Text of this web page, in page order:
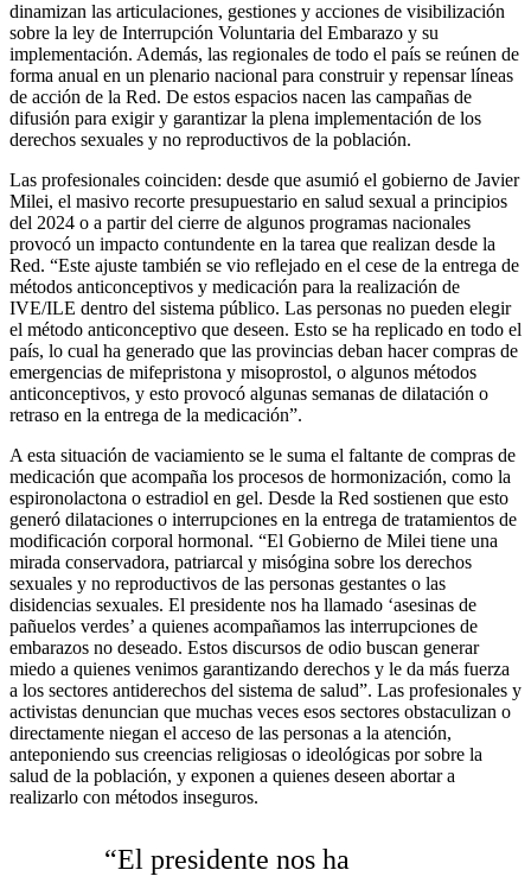
dinamizan las articulaciones, gestiones y acciones de visibilización
sobre la ley de Interrupción Voluntaria del Embarazo y su
implementación. Además, las regionales de todo el país se reúnen de
forma anual en un plenario nacional para construir y repensar líneas
de acción de la Red. De estos espacios nacen las campañas de
difusión para exigir y garantizar la plena implementación de los
derechos sexuales y no reproductivos de la población.
Las profesionales coinciden: desde que asumió el gobierno de Javier
Milei, el masivo recorte presupuestario en salud sexual a principios
del 2024 o a partir del cierre de algunos programas nacionales
provocó un impacto contundente en la tarea que realizan desde la
Red. “Este ajuste también se vio reflejado en el cese de la entrega de
métodos anticonceptivos y medicación para la realización de
IVE/ILE dentro del sistema público. Las personas no pueden elegir
el método anticonceptivo que deseen. Esto se ha replicado en todo el
país, lo cual ha generado que las provincias deban hacer compras de
emergencias de mifepristona y misoprostol, o algunos métodos
anticonceptivos, y esto provocó algunas semanas de dilatación o
retraso en la entrega de la medicación”.
A esta situación de vaciamiento se le suma el faltante de compras de
medicación que acompaña los procesos de hormonización, como la
espironolactona o estradiol en gel. Desde la Red sostienen que esto
generó dilataciones o interrupciones en la entrega de tratamientos de
modificación corporal hormonal. “El Gobierno de Milei tiene una
mirada conservadora, patriarcal y misógina sobre los derechos
sexuales y no reproductivos de las personas gestantes o las
disidencias sexuales. El presidente nos ha llamado ‘asesinas de
pañuelos verdes’ a quienes acompañamos las interrupciones de
embarazos no deseado. Estos discursos de odio buscan generar
miedo a quienes venimos garantizando derechos y le da más fuerza
a los sectores antiderechos del sistema de salud”. Las profesionales y
activistas denuncian que muchas veces esos sectores obstaculizan o
directamente niegan el acceso de las personas a la atención,
anteponiendo sus creencias religiosas o ideológicas por sobre la
salud de la población, y exponen a quienes deseen abortar a
realizarlo con métodos inseguros.
“El presidente nos ha